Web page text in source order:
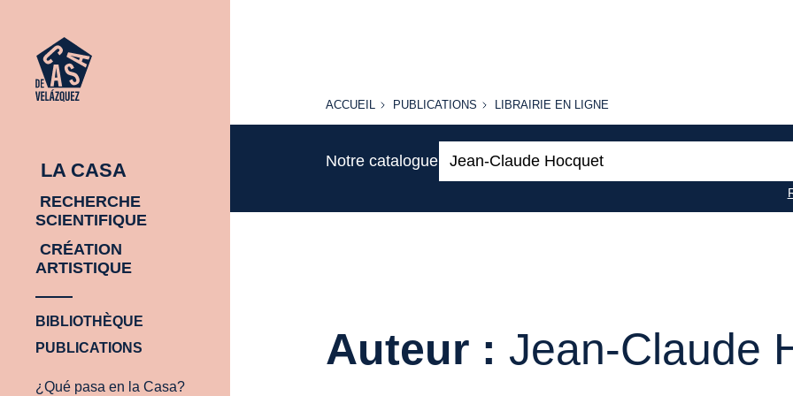
LA CASA
RECHERCHE
SCIENTIFIQUE
CRÉATION
ARTISTIQUE
BIBLIOTHÈQUE
PUBLICATIONS
¿Qué pasa en la Casa?
ACCUEIL
ACCUEIL PUBLICATIONS
PUBLICATIONS
LIBRAIRIE
LIBRAIRIE EN LIGNE
Notre catalogue:
Auteur : Jean-Claude